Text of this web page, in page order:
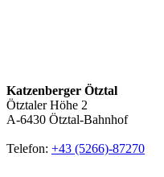
Katzenberger Ötztal
Ötztaler Höhe 2
A-6430 Ötztal-Bahnhof
Telefon: +43 (5266)-87270